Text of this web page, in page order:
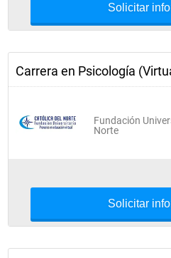
Solicitar
Carrera en Psicología
Fundación
Norte
Solicitar